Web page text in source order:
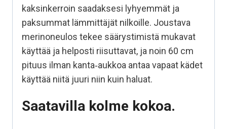
kaksinkerroin saadaksesi lyhyemmät ja
paksummat lämmittäjät nilkoille. Joustava
merinoneulos tekee säärystimistä mukavat
käyttää ja helposti riisuttavat, ja noin 60 cm
pituus ilman kanta‑aukkoa antaa vapaat kädet
käyttää niitä juuri niin kuin haluat.
Saatavilla kolme kokoa.